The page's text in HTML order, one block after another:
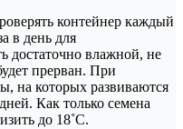
контейнер каждый
в день для
достаточно влажной, не
прерван. При
на которых развиваются
Как только семена
до 18˚С.